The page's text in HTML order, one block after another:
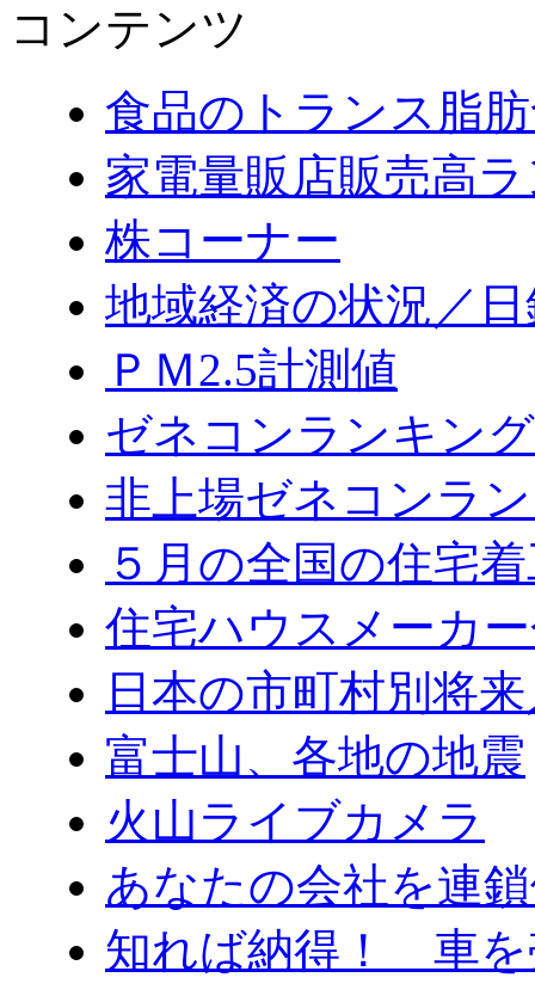
コンテンツ
食品のトランス脂
家電量販店販売高
株コーナー
地域経済の状況／
ＰＭ2.5計測値
ゼネコンランキン
非上場ゼネコンラ
５月の全国の住宅
住宅ハウスメーカ
日本の市町村別将
富士山、各地の地震
火山ライブカメラ
あなたの会社を連
知れば納得！ 車を